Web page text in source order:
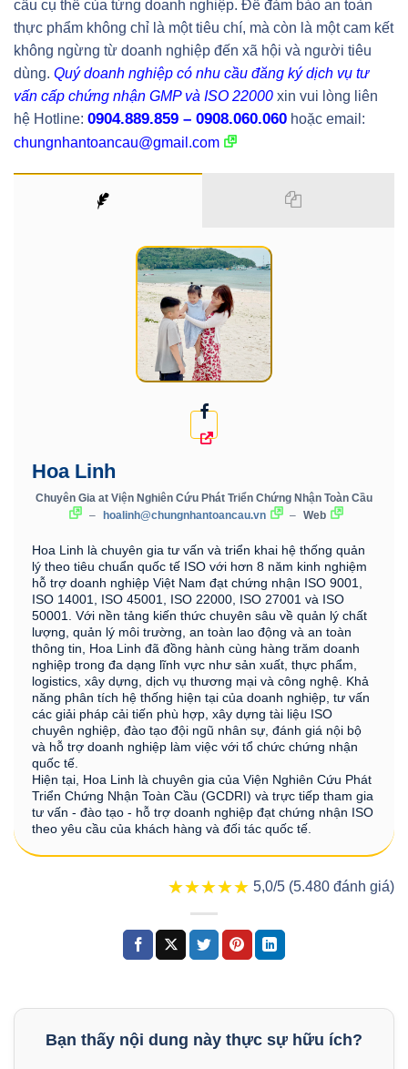
cầu cụ thể của từng doanh nghiệp. Để đảm bảo an toàn
thực phẩm không chỉ là một tiêu chí, mà còn là một cam kết
không ngừng từ doanh nghiệp đến xã hội và người tiêu
dùng. Quý doanh nghiệp có nhu cầu đăng ký dịch vụ tư
vấn cấp chứng nhận GMP và ISO 22000 xin vui lòng liên
hệ Hotline: 0904.889.859 – 0908.060.060 hoặc email:
chungnhantoancau@gmail.com
Hoa Linh
Chuyên Gia at Viện Nghiên Cứu Phát Triển Chứng Nhận Toàn Cầu
–
hoalinh@chungnhantoancau.vn – Web
Hoa Linh là chuyên gia tư vấn và triển khai hệ thống quản
lý theo tiêu chuẩn quốc tế ISO với hơn 8 năm kinh nghiệm
hỗ trợ doanh nghiệp Việt Nam đạt chứng nhận ISO 9001,
ISO 14001, ISO 45001, ISO 22000, ISO 27001 và ISO
50001. Với nền tảng kiến thức chuyên sâu về quản lý chất
lượng, quản lý môi trường, an toàn lao động và an toàn
thông tin, Hoa Linh đã đồng hành cùng hàng trăm doanh
nghiệp trong đa dạng lĩnh vực như sản xuất, thực phẩm,
logistics, xây dựng, dịch vụ thương mại và công nghệ. Khả
năng phân tích hệ thống hiện tại của doanh nghiệp, tư vấn
các giải pháp cải tiến phù hợp, xây dựng tài liệu ISO
chuyên nghiệp, đào tạo đội ngũ nhân sự, đánh giá nội bộ
và hỗ trợ doanh nghiệp làm việc với tổ chức chứng nhận
quốc tế.
Hiện tại, Hoa Linh là chuyên gia của Viện Nghiên Cứu Phát
Triển Chứng Nhận Toàn Cầu (GCDRI) và trực tiếp tham gia
tư vấn - đào tạo - hỗ trợ doanh nghiệp đạt chứng nhận ISO
theo yêu cầu của khách hàng và đối tác quốc tế.
★★★★★
★★★★★ 5,0/5 (5.480 đánh giá)
Bạn thấy nội dung này thực sự hữu ích?